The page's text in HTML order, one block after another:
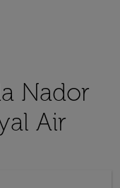
Nador
Air